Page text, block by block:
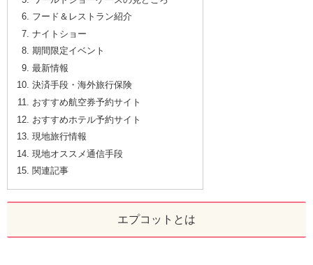
フード＆レストラン紹介
ナイトショー
期間限定イベント
最新情報
決済手段・海外旅行保険
おすすめ航空券予約サイト
おすすめホテル予約サイト
現地旅行情報
現地オススメ通信手段
関連記事
エプコットとは